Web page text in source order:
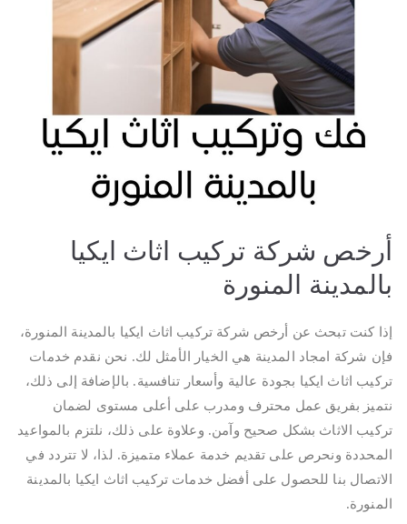
أرخص شركة تركيب اثاث ايكيا
بالمدينة المنورة
إذا كنت تبحث عن أرخص شركة تركيب اثاث ايكيا بالمدينة المنورة،
فإن شركة امجاد المدينة هي الخيار الأمثل لك. نحن نقدم خدمات
تركيب اثاث ايكيا بجودة عالية وأسعار تنافسية. بالإضافة إلى ذلك،
نتميز بفريق عمل محترف ومدرب على أعلى مستوى لضمان
تركيب الاثاث بشكل صحيح وآمن. وعلاوة على ذلك، نلتزم بالمواعيد
المحددة ونحرص على تقديم خدمة عملاء متميزة. لذا، لا تتردد في
الاتصال بنا للحصول على أفضل خدمات تركيب اثاث ايكيا بالمدينة
المنورة.